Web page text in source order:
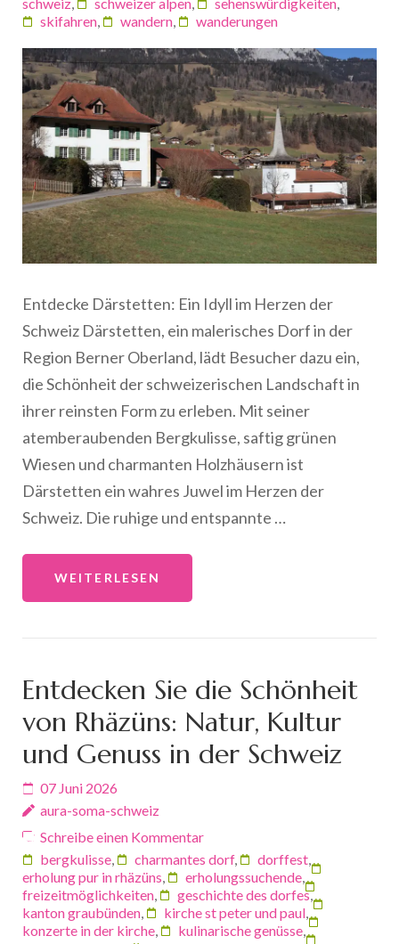
skifahren, wandern, wanderungen
Entdecke Därstetten: Ein Idyll im Herzen der
Schweiz Därstetten, ein malerisches Dorf in der
Region Berner Oberland, lädt Besucher dazu ein,
die Schönheit der schweizerischen Landschaft in
ihrer reinsten Form zu erleben. Mit seiner
atemberaubenden Bergkulisse, saftig grünen
Wiesen und charmanten Holzhäusern ist
Därstetten ein wahres Juwel im Herzen der
Schweiz. Die ruhige und entspannte …
WEITERLESEN
Entdecken Sie die Schönheit
von Rhäzüns: Natur, Kultur
und Genuss in der Schweiz
07 Juni 2026
aura-soma-schweiz
Schreibe einen Kommentar
bergkulisse, charmantes dorf, dorffest,
erholung pur in rhäzüns, erholungssuchende,
freizeitmöglichkeiten, geschichte des dorfes,
kanton graubünden, kirche st peter und paul,
konzerte in der kirche, kulinarische genüsse,